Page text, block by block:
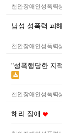
천안장애인성폭력
남성 성폭력 피
천안장애인성폭력
"성폭행당한 지
천안장애인성폭력
해리 장애